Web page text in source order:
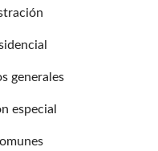
generales
especial